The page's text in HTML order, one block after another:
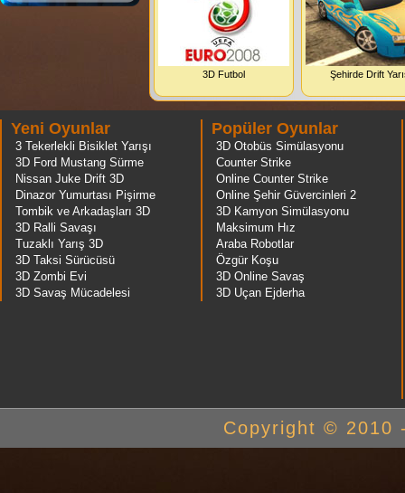
3D Futbol Şehirde Drift
Yeni Oyunlar
3 Tekerlekli Bisiklet Yarışı
3D Ford Mustang Sürme
Nissan Juke Drift 3D
Dinazor Yumurtası Pişirme
Tombik ve Arkadaşları 3D
3D Ralli Savaşı
Tuzaklı Yarış 3D
3D Taksi Sürücüsü
3D Zombi Evi
3D Savaş Mücadelesi
Popüler Oyunlar
3D Otobüs Simülasyonu
Counter Strike
Online Counter Strike
Online Şehir Güvercinleri 2
3D Kamyon Simülasyonu
Maksimum Hız
Araba Robotlar
Özgür Koşu
3D Online Savaş
3D Uçan Ejderha
Copyright © 2010